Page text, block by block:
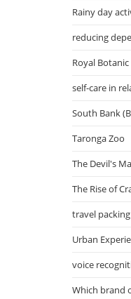
Rainy day
reducing
Royal
self-care in
South Bank
Taronga Zoo
The Devil's
The Rise of
travel
Urban
voice
Which brand